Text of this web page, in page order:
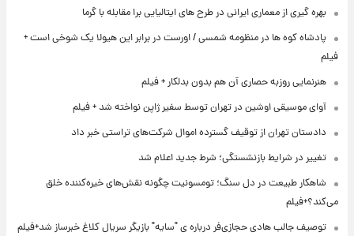
بهره گیری از معماری ایرانی در طرح های ایتالیایی برا مقابله با گرما
پادشاه کوه ها در منظومه شمسی / اورست در برابر این هیولا یک شوخی است +
فیلم
هنرنمایی روزبه حصاری آن هم بدون بدلکار + فیلم
آوای موسیقی اوشین در تهران توسط سفیر ژاپن نواخته شد + فیلم
دادستان تهران از توقیف گسترده اموال شرکت‌های تراستی خبر داد
تغییر در شرایط بازنشستگی؛ شرط جدید اعلام شد
شاهکار طبیعت در دل سنگ؛ تومسونیت چگونه نقش‌های خیره‌کننده خلق
می‌کند؟+فیلم
توصیف جالب هادی حجازی‌فر درباره ی "سایه" بازیگر سریال کلاغ خبرساز شد+فیلم